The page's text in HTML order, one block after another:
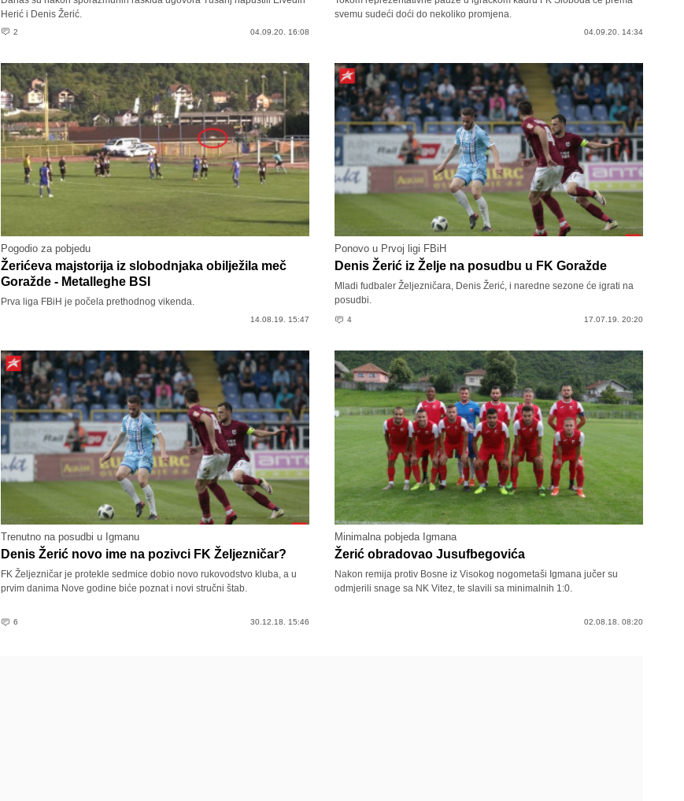
Herić i Denis Žerić.
2 04.09.20. 16:08
svemu sudeći doći do nekoliko promjena.
04.09.20. 14:34
Pogodio za pobjedu
Žerićeva majstorija iz slobodnjaka obilježila meč
Goražde - Metalleghe BSI
Prva liga FBiH je počela prethodnog vikenda.
14.08.19. 15:47
Ponovo u Prvoj ligi FBiH
Denis Žerić iz Želje na posudbu u FK Goražde
Mladi fudbaler Željezničara, Denis Žerić, i naredne sezone će igrati na
posudbi.
4 17.07.19. 20:20
Trenutno na posudbi u Igmanu
Denis Žerić novo ime na pozivci FK Željezničar?
FK Željezničar je protekle sedmice dobio novo rukovodstvo kluba, a u
prvim danima Nove godine biće poznat i novi stručni štab.
6 30.12.18. 15:46
Minimalna pobjeda Igmana
Žerić obradovao Jusufbegovića
Nakon remija protiv Bosne iz Visokog nogometaši Igmana jučer su
odmjerili snage sa NK Vitez, te slavili sa minimalnih 1:0.
02.08.18. 08:20